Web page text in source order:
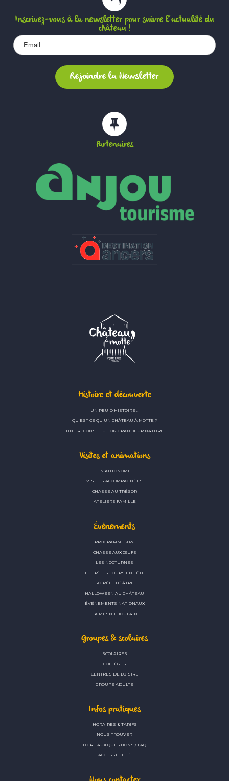
Inscrivez-vous à la newsletter pour suivre l’actualité du
château !
Partenaires
Histoire et découverte
UN PEU D’HISTOIRE …
QU’EST CE QU’UN CHÂTEAU À MOTTE ?
UNE RECONSTITUTION GRANDEUR NATURE
Visites et animations
EN AUTONOMIE
VISITES ACCOMPAGNÉES
CHASSE AU TRÉSOR
ATELIERS FAMILLE
Évènements
PROGRAMME 2026
CHASSE AUX ŒUFS
LES NOCTURNES
LES P’TITS LOUPS EN FÊTE
SOIRÉE THÉÂTRE
HALLOWEEN AU CHÂTEAU
ÉVÉNEMENTS NATIONAUX
LA MESNIE JOULAIN
Groupes & scolaires
SCOLAIRES
COLLÈGES
CENTRES DE LOISIRS
GROUPE ADULTE
Infos pratiques
HORAIRES & TARIFS
NOUS TROUVER
FOIRE AUX QUESTIONS / FAQ
ACCESSIBILITÉ